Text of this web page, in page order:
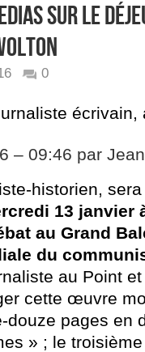
sur le
0
écrivain,
– 09:46 par
historien,
13 janvier
au Grand
du
au Point
cette œuvre
douze pages en
» ; le